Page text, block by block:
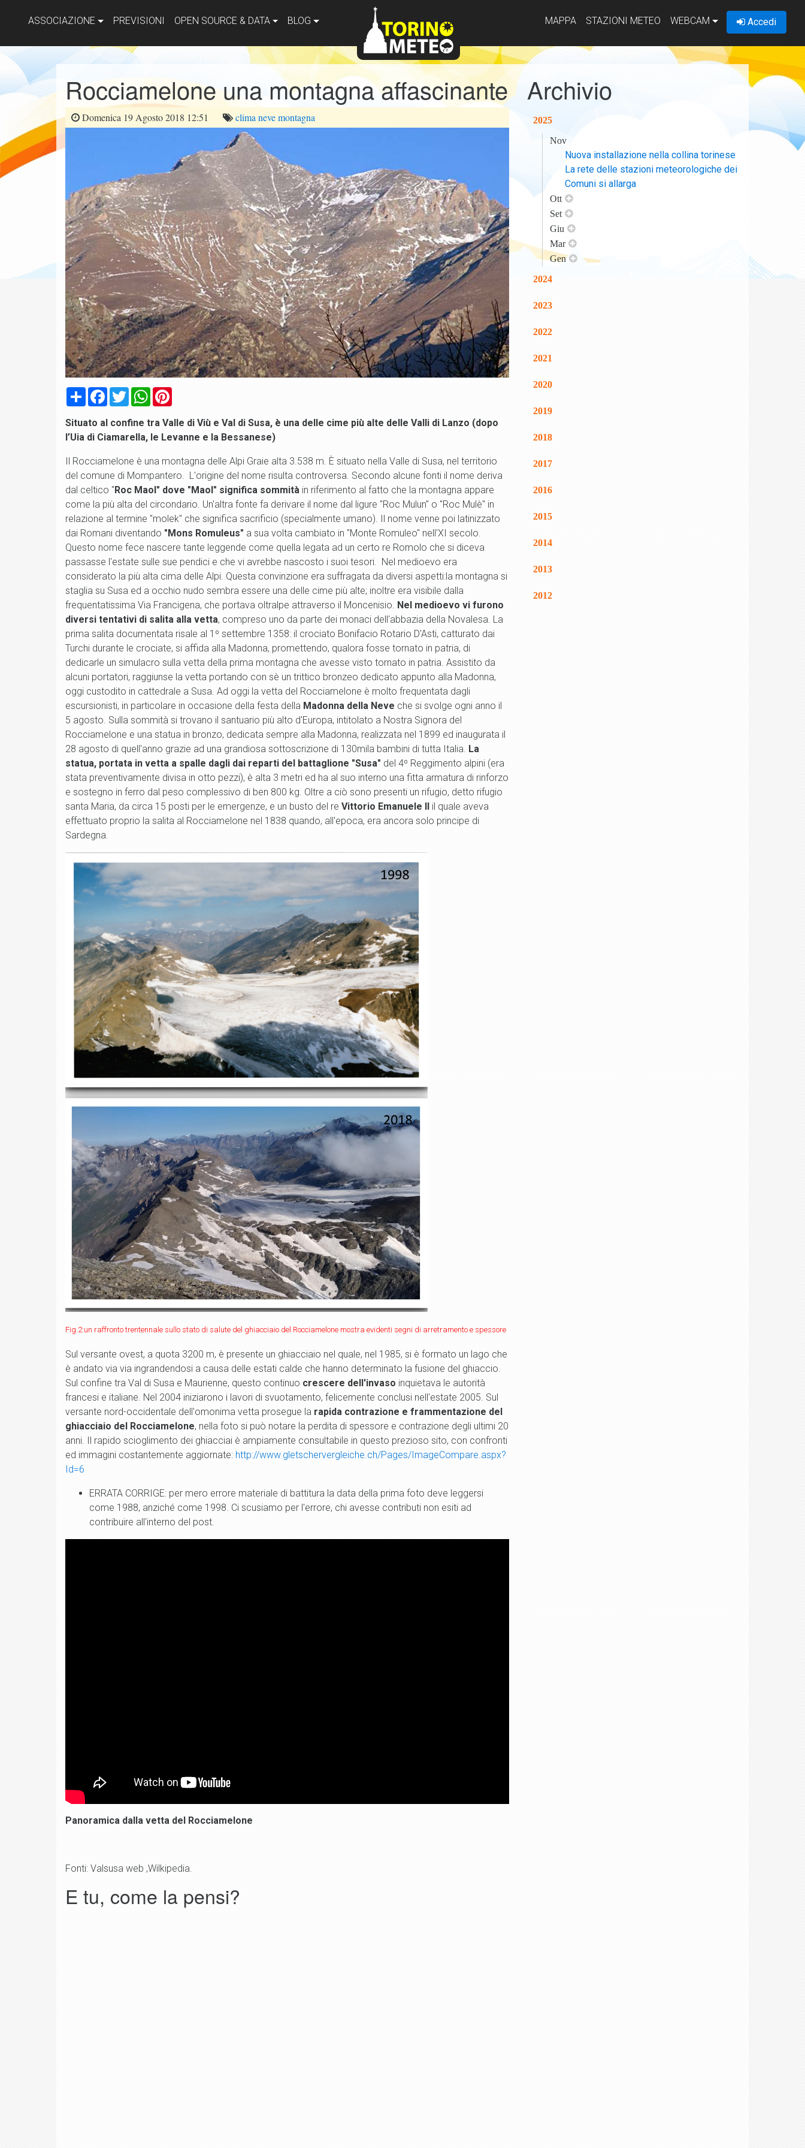
ASSOCIAZIONE PREVISIONI OPEN SOURCE & DATA BLOG MAPPA STAZIONI METEO WEBCAM Accedi
Rocciamelone una montagna affascinante
Domenica 19 Agosto 2018 12:51 clima nevemontagna
CondividiFacebook
TwitterWhatsApp
Situato al confine tra Valle di Viù e Val di Susa, è una delle cime più alte delle Valli di Lanzo (dopo
l’Uia di Ciamarella, le Levanne e la Bessanese)
Il Rocciamelone è una montagna delle Alpi Graie alta 3.538 m. È situato nella Valle di Susa, nel territorio
del comune di Mompantero. L'origine del nome risulta controversa. Secondo alcune fonti il nome deriva
dal celtico "Roc Maol" dove "Maol" significa sommità in riferimento al fatto che la montagna appare
come la più alta del circondario. Un'altra fonte fa derivare il nome dal ligure "Roc Mulun" o "Roc Mulè" in
relazione al termine "molek" che significa sacrificio (specialmente umano). Il nome venne poi latinizzato
dai Romani diventando "Mons Romuleus" a sua volta cambiato in "Monte Romuleo" nell'XI secolo.
Questo nome fece nascere tante leggende come quella legata ad un certo re Romolo che si diceva
passasse l'estate sulle sue pendici e che vi avrebbe nascosto i suoi tesori. Nel medioevo era
considerato la più alta cima delle Alpi. Questa convinzione era suffragata da diversi aspetti:la montagna si
staglia su Susa ed a occhio nudo sembra essere una delle cime più alte; inoltre era visibile dalla
frequentatissima Via Francigena, che portava oltralpe attraverso il Moncenisio. Nel medioevo vi furono
diversi tentativi di salita alla vetta, compreso uno da parte dei monaci dell'abbazia della Novalesa. La
prima salita documentata risale al 1º settembre 1358: il crociato Bonifacio Rotario D'Asti, catturato dai
Turchi durante le crociate, si affida alla Madonna, promettendo, qualora fosse tornato in patria, di
dedicarle un simulacro sulla vetta della prima montagna che avesse visto tornato in patria. Assistito da
alcuni portatori, raggiunse la vetta portando con sè un trittico bronzeo dedicato appunto alla Madonna,
oggi custodito in cattedrale a Susa. Ad oggi la vetta del Rocciamelone è molto frequentata dagli
escursionisti, in particolare in occasione della festa della Madonna della Neve che si svolge ogni anno il
5 agosto. Sulla sommità si trovano il santuario più alto d'Europa, intitolato a Nostra Signora del
Rocciamelone e una statua in bronzo, dedicata sempre alla Madonna, realizzata nel 1899 ed inaugurata il
28 agosto di quell'anno grazie ad una grandiosa sottoscrizione di 130mila bambini di tutta Italia. La
statua, portata in vetta a spalle dagli dai reparti del battaglione "Susa" del 4º Reggimento alpini (era
stata preventivamente divisa in otto pezzi), è alta 3 metri ed ha al suo interno una fitta armatura di rinforzo
e sostegno in ferro dal peso complessivo di ben 800 kg. Oltre a ciò sono presenti un rifugio, detto rifugio
santa Maria, da circa 15 posti per le emergenze, e un busto del re Vittorio Emanuele II il quale aveva
effettuato proprio la salita al Rocciamelone nel 1838 quando, all'epoca, era ancora solo principe di
Sardegna.
Fig.2:un raffronto trentennale sullo stato di salute del ghiacciaio del Rocciamelone mostra evidenti segni di arretramento e spessore
Sul versante ovest, a quota 3200 m, è presente un ghiacciaio nel quale, nel 1985, si è formato un lago che
è andato via via ingrandendosi a causa delle estati calde che hanno determinato la fusione del ghiaccio.
Sul confine tra Val di Susa e Maurienne, questo continuo crescere dell'invaso inquietava le autorità
francesi e italiane. Nel 2004 iniziarono i lavori di svuotamento, felicemente conclusi nell'estate 2005. Sul
versante nord-occidentale dell'omonima vetta prosegue la rapida contrazione e frammentazione del
ghiacciaio del Rocciamelone, nella foto si può notare la perdita di spessore e contrazione degli ultimi 20
anni. Il rapido scioglimento dei ghiacciai è ampiamente consultabile in questo prezioso sito, con confronti
ed immagini costantemente aggiornate: http://www.gletschervergleiche.ch/Pages/ImageCompare.aspx?
Id=6
ERRATA CORRIGE: per mero errore materiale di battitura la data della prima foto deve leggersi
come 1988, anziché come 1998. Ci scusiamo per l'errore, chi avesse contributi non esiti ad
contribuire all'interno del post.
Panoramica dalla vetta del Rocciamelone
Fonti: Valsusa web ,Wilkipedia.
E tu, come la pensi?
Archivio
2025
Nov
Nuova installazione nella collina torinese
La rete delle stazioni meteorologiche dei
Comuni si allarga
Ott
Set
Giu
Mar
Gen
2024
2023
2022
2021
2020
2019
2018
2017
2016
2015
2014
2013
2012